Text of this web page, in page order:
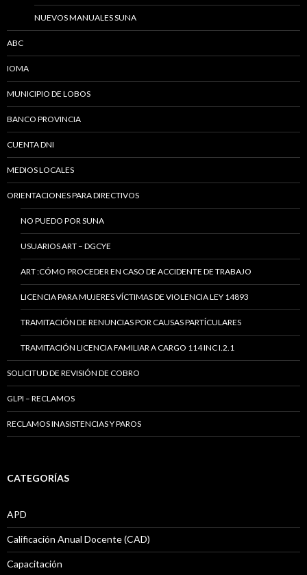
NUEVOS MANUALES SUNA
ABC
IOMA
MUNICIPIO DE LOBOS
BANCO PROVINCIA
CUENTA DNI
MEDIOS LOCALES
ORIENTACIONES PARA DIRECTIVOS
NO PUEDO POR SUNA
USUARIOS ART – DGCYE
ART :CÓMO PROCEDER EN CASO DE ACCIDENTE DE TRABAJO
LICENCIA PARA MUJERES VÍCTIMAS DE VIOLENCIA LEY 14893
TRAMITACIÓN DE RENUNCIAS POR CAUSAS PARTÍCULARES
TRAMITACIÓN LICENCIA FAMILIAR A CARGO 114 INC I.2.1
SOLICITUD DE REVISIÓN DE COBRO
GLPI – RECLAMOS
RECLAMOS INASISTENCIAS Y PAROS
CATEGORÍAS
APD
Calificación Anual Docente (CAD)
Capacitación